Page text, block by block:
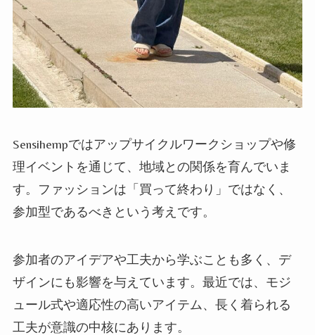
Sensihempではアップサイクルワークショップや修
理イベントを通じて、地域との関係を育んでいま
す。ファッションは「買って終わり」ではなく、
参加型であるべきという考えです。
参加者のアイデアや工夫から学ぶことも多く、デ
ザインにも影響を与えています。最近では、モジ
ュール式や適応性の高いアイテム、長く着られる
工夫が意識の中核にあります。